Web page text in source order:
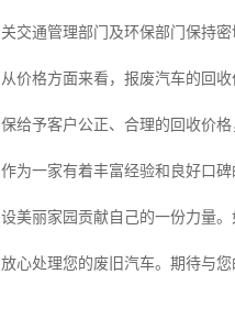
关交通管理部门及环保部门保持
从价格方面来看，报废汽车的回
保给予客户公正、合理的回收价格
作为一家有着丰富经验和良好口
设美丽家园贡献自己的一份力量
放心处理您的废旧汽车。期待与您